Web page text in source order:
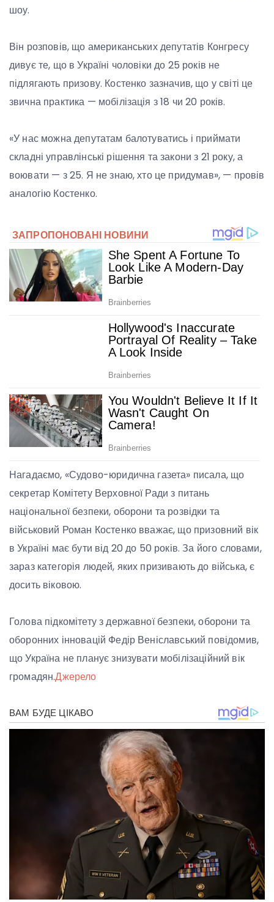
шоу.
Він розповів, що американських депутатів Конгресу
дивує те, що в Україні чоловіки до 25 років не
підлягають призову. Костенко зазначив, що у світі це
звична практика — мобілізація з 18 чи 20 років.
«У нас можна депутатам балотуватись і приймати
складні управлінські рішення та закони з 21 року, а
воювати — з 25. Я не знаю, хто це придумав», — провів
аналогію Костенко.
Нагадаємо, «Судово-юридична газета» писала, що
секретар Комітету Верховної Ради з питань
національної безпеки, оборони та розвідки та
військовий Роман Костенко вважає, що призовний вік
в Україні має бути від 20 до 50 років. За його словами,
зараз категорія людей, яких призивають до війська, є
досить віковою.
Голова підкомітету з державної безпеки, оборони та
оборонних інновацій Федір Веніславський повідомив,
що Україна не планує знизувати мобілізаційний вік
громадян.Джерело